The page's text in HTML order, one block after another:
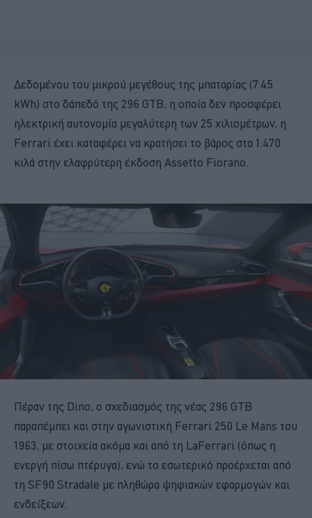
Δεδομένου του μικρού μεγέθους της μπαταρίας (7.45
kWh) στο δάπεδό της 296 GTB, η οποία δεν προσφέρει
ηλεκτρική αυτονομία μεγαλύτερη των 25 χιλιομέτρων, η
Ferrari έχει καταφέρει να κρατήσει το βάρος στα 1.470
κιλά στην ελαφρύτερη έκδοση Assetto Fiorano.
Πέραν της Dino, ο σχεδιασμός της νέας 296 GTB
παραπέμπει και στην αγωνιστική Ferrari 250 Le Mans του
1963, με στοιχεία ακόμα και από τη LaFerrari (όπως η
ενεργή πίσω πτέρυγα), ενώ το εσωτερικό προέρχεται από
τη SF90 Stradale με πληθώρα ψηφιακών εφαρμογών και
ενδείξεων.